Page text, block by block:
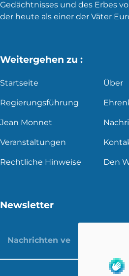
Gedächtnisses und des Erbes
der heute als einer der Väter
Weitergehen zu :
Startseite Über
Regierungsführung
Jean Monnet
Veranstaltungen
Rechtliche Hinweise Den
Newsletter